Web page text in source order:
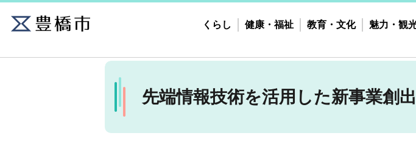
くらし 健康・福祉 教育・文化 魅力・観
先端情報技術を活用した新事業創出